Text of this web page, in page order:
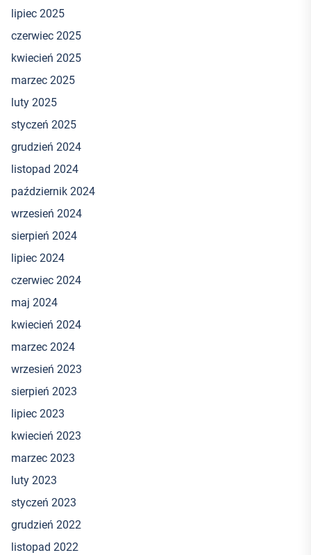
lipiec 2025
czerwiec 2025
kwiecień 2025
marzec 2025
luty 2025
styczeń 2025
grudzień 2024
listopad 2024
październik 2024
wrzesień 2024
sierpień 2024
lipiec 2024
czerwiec 2024
maj 2024
kwiecień 2024
marzec 2024
wrzesień 2023
sierpień 2023
lipiec 2023
kwiecień 2023
marzec 2023
luty 2023
styczeń 2023
grudzień 2022
listopad 2022